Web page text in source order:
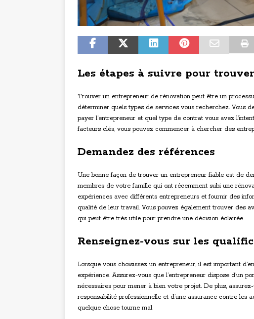
Les étapes à suivre pour
Trouver un entrepreneur de rénovation peut être un
déterminer quels types de services vous recherchez. Vous
payer l’entrepreneur et quel type de contrat vous avez
facteurs clés, vous pouvez commencer à chercher des
Demandez des références
Une bonne façon de trouver un entrepreneur fiable est de
membres de votre famille qui ont récemment subi une
expériences avec différents entrepreneurs et fournir des
qualité de leur travail. Vous pouvez également trouver des
qui peut être très utile pour prendre une décision éclairée.
Renseignez-vous sur les
Lorsque vous choisissez un entrepreneur, il est important
expérience. Assurez-vous que l’entrepreneur dispose d’un
nécessaires pour mener à bien votre projet. De plus,
responsabilité professionnelle et d’une assurance contre
quelque chose tourne mal.